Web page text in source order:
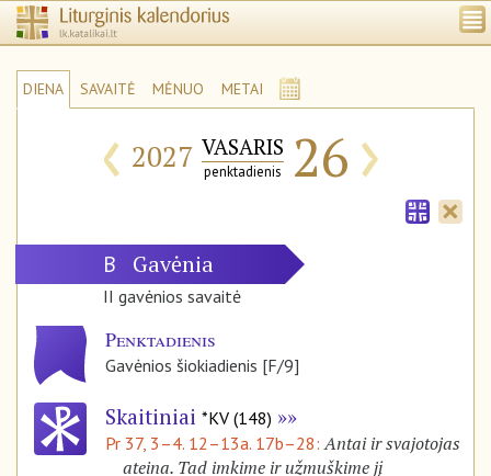
DIENA SAVAITĖ MĖNUO METAI
‹ 2027 VASARIS
penktadienis 26 ›
B Gavėnia
II gavėnios savaitė
Penktadienis
Gavėnios šiokiadienis [F/9]
Skaitiniai *KV (148)
Pr 37, 3–4. 12–13a. 17b–28:Antai ir svajotojas
ateina. Tad imkime ir užmuškime jį